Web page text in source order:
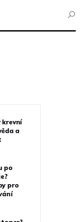
krevní
a
po
pro